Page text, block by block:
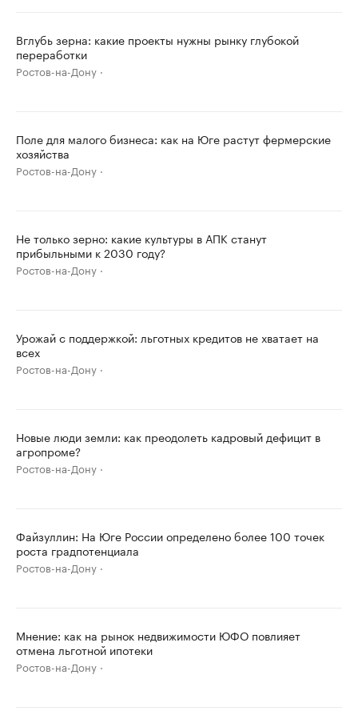
Вглубь зерна: какие проекты нужны рынку глубокой
переработки
Ростов-на-Дону
Поле для малого бизнеса: как на Юге растут фермерские
хозяйства
Ростов-на-Дону
Не только зерно: какие культуры в АПК станут
прибыльными к 2030 году?
Ростов-на-Дону
Урожай с поддержкой: льготных кредитов не хватает на
всех
Ростов-на-Дону
Новые люди земли: как преодолеть кадровый дефицит в
агропроме?
Ростов-на-Дону
Файзуллин: На Юге России определено более 100 точек
роста градпотенциала
Ростов-на-Дону
Мнение: как на рынок недвижимости ЮФО повлияет
отмена льготной ипотеки
Ростов-на-Дону